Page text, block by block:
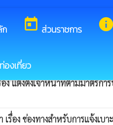
ก today ส่วนราชการ
องเที่ยว
ยิน
ษณาบนทางสาธารณะ
รื่อง แต่งตั้งเจ้าหน้าที่ตามมาต
เรื่อง ช่องทางสำหรับการแจ้ง